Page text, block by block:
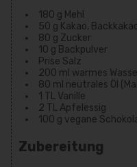
180 g Mehl
50 g Kakao,
80 g Zucker
10 g Backpulver
Prise Salz
200 ml warmes
80 ml neutrales Öl
1 TL Vanille
2 TL Apfelessig
100 g vegane
Zubereitung